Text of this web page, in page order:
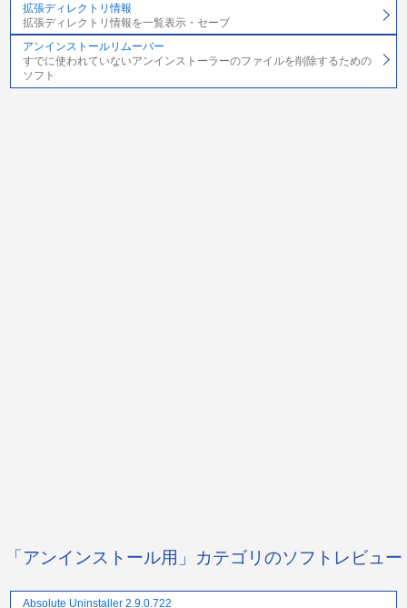
拡張ディレクトリ情報
拡張ディレクトリ情報を一覧表示・セーブ
アンインストールリムーバー
すでに使われていないアンインストーラーのファイルを削除するための
ソフト
「アンインストール用」カテゴリのソフトレビュー
Absolute Uninstaller 2.9.0.722